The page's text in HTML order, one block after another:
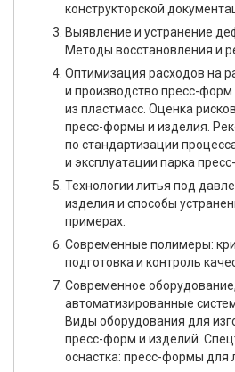
конструкторской
Выявление и устранение
Методы восстановления и
Оптимизация расходов на
и производство пресс-форм
из пластмасс. Оценка
пресс-формы и изделия.
по стандартизации
и эксплуатации парка
Технологии литья под
изделия и способы
примерах.
Современные полимеры:
подготовка и контроль
Современное оборудование,
автоматизированные
Виды оборудования для
пресс-форм и изделий.
оснастка: пресс-формы для